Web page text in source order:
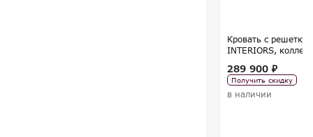
Кровать с
INTERIORS,
289 900 ₽
Получить скидку
в наличии